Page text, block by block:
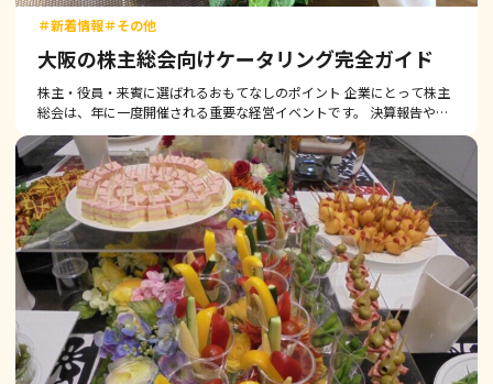
＃新着情報＃その他
大阪の株主総会向けケータリング完全ガイド
株主・役員・来賓に選ばれるおもてなしのポイント 企業にとって株主
総会は、年に一度開催される重要な経営イベントです。 決算報告や事
業計画を説明するだけでなく、株主へ感謝を伝え、 企業の姿勢や信頼
性を示す大切な機会でもありま […]